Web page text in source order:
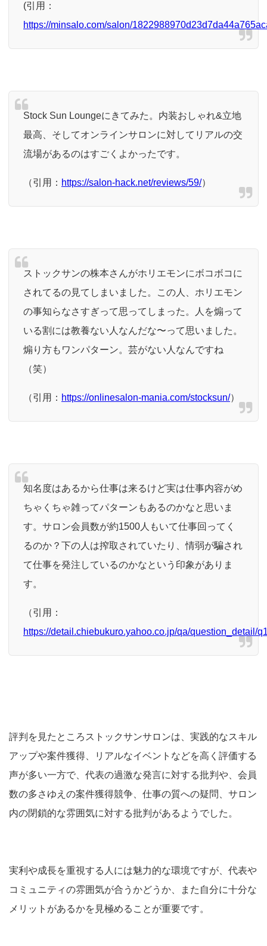
(引用：
https://minsalo.com/salon/
Stock Sun Loungeにきてみた。内装おしゃれ&立地
最高、そしてオンラインサロンに対してリアルの交
流場があるのはすごくよかったです。
（引用： https://salon-hack.net/reviews/59/）
ストックサンの株本さんがホリエモンにボコボコに
されてるの見てしまいました。この人、ホリエモン
の事知らなさすぎって思ってしまった。人を煽って
いる割には教養ない人なんだな〜って思いました。
煽り方もワンパターン。芸がない人なんですね
（笑）
（引用： https://onlinesalon-mania.com/stocksun/）
知名度はあるから仕事は来るけど実は仕事内容がめ
ちゃくちゃ雑ってパターンもあるのかなと思いま
す。サロン会員数が約1500人もいて仕事回って く
るのか？下の人は搾取されていたり、情弱が騙され
て仕事を発注しているのかなという印象がありま
す。
（引用：
https://detail.chiebukuro.yahoo.co.jp/qa/question_detail/
評判を見たところストックサンサロンは、実践的なスキル
アップや案件獲得、リアルなイベントなどを高く評価する
声が多い一方で、代表の過激な発言に対する批判や、会員
数の多さゆえの案件獲得競争、仕事の質への疑問、サロン
内の閉鎖的な雰囲気に対する批判があるようでした。
実利や成長を重視する人には魅力的な環境ですが、代表や
コミュニティの雰囲気が合うかどうか、また自分に十分な
メリットがあるかを見極めることが重要です。